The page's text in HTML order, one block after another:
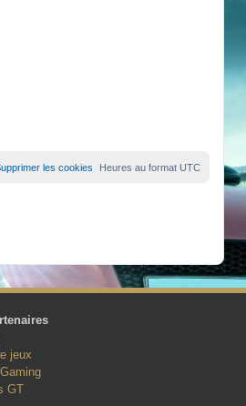
Heures au format UTC
les cookies
jeux
GT